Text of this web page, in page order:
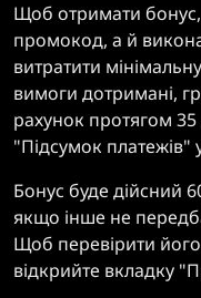
Щоб отримати
промокод, а й
витратити
вимоги дотримані,
рахунок протягом 35
"Підсумок платежів"
Бонус буде дійсний
якщо інше не
Щоб перевірити його
відкрийте вкладку